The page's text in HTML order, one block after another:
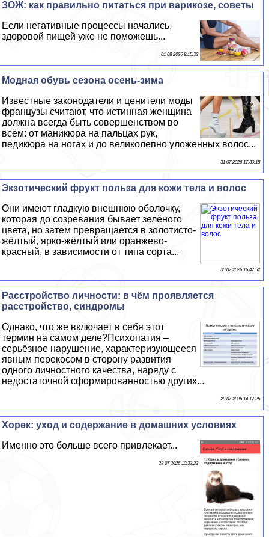
ЗОЖ: как правильно питаться при варикозе, советы
Если негативные процессы начались,
здоровой пищей уже не поможешь...
01 08 2026 8:15:32
Модная обувь сезона осень-зима
Известные законодатели и ценители моды
французы считают, что истинная женщина
должна всегда быть совершенством во
всём: от маникюра на пальцах рук,
педикюра на ногах и до великолепно уложенных волос...
31 07 2026 17:30:15
Экзотический фрукт польза для кожи тела и волос
Они имеют гладкую внешнюю оболочку,
которая до созревания бывает зелёного
цвета, но затем превращается в золотисто-
жёлтый, ярко-жёлтый или оранжево-
красный, в зависимости от типа сорта...
30 07 2026 16:47:52
Расстройство личности: в чём проявляется
расстройство, синдромы
Однако, что же включает в себя этот
термин на самом деле?Психопатия –
серьёзное нарушение, хаpaктеризующееся
явным перекосом в сторону развития
одного личностного качества, наряду с
недостаточной сформированностью других...
29 07 2026 14:17:25
Хорек: уход и содержание в домашних условиях
Именно это больше всего привлекает...
28 07 2026 10:32:22